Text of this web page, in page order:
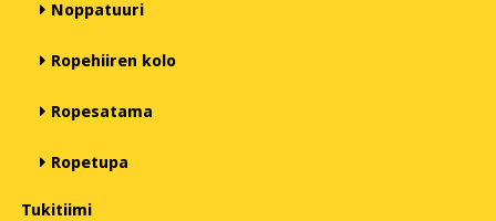
Noppatuuri
Ropehiiren kolo
Ropesatama
Ropetupa
Tukitiimi